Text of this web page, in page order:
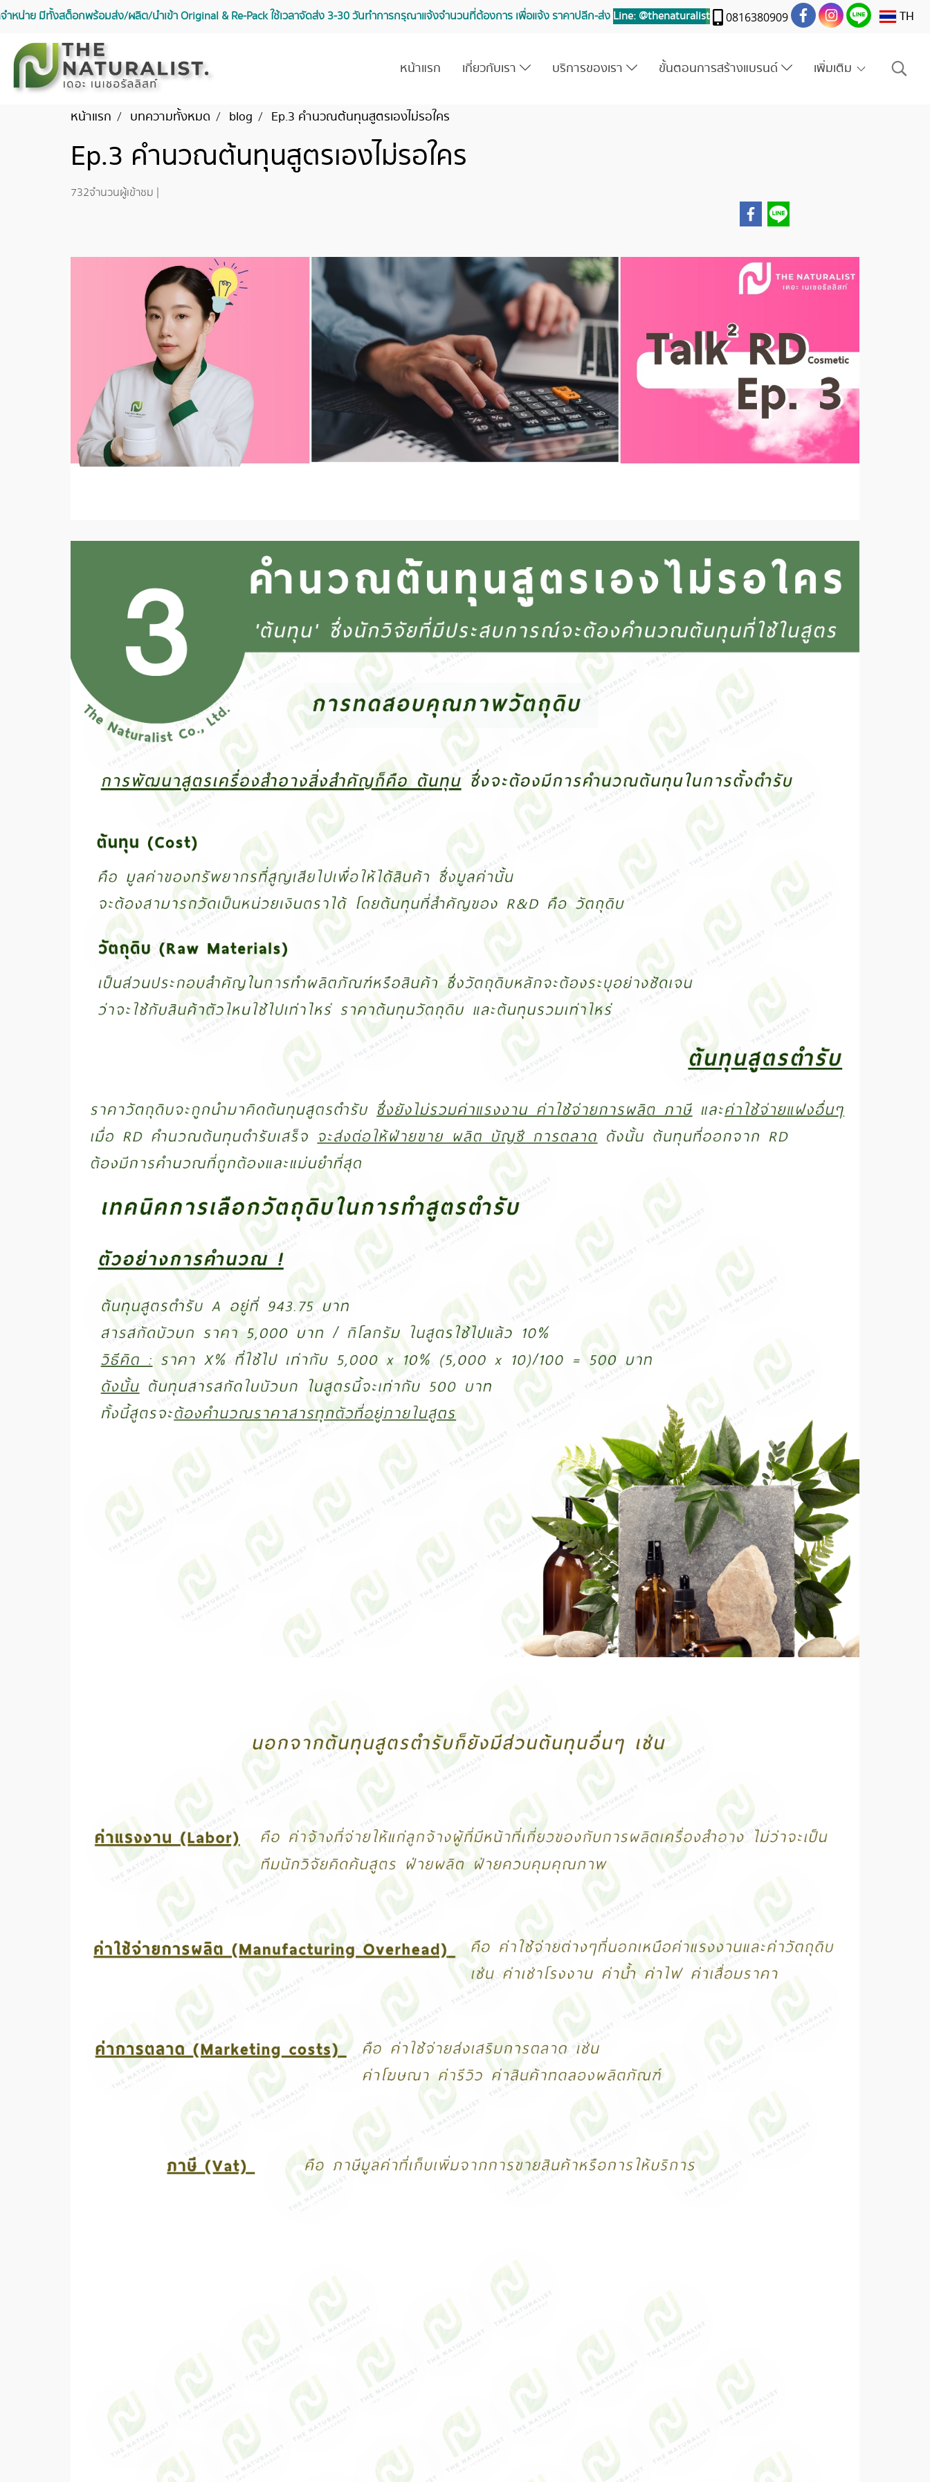
น่าย มีทั้งสต็อกพร้อมส่ง/ผลิต/นำเข้า Original & Re-Pack ใช้เวลาจัดส่ง 3-30 วันทำการ กรุณาแจ้งจำนวนที่ต้องการ เพื่อแจ้ง ราคาปลีก-ส่ง Line: @thenaturalist 0816380909 TH
หน้าแรก เกี่ยวกับเรา บริการของเรา ขั้นตอนการสร้างแบรนด์ เพิ่มเติม
หน้าแรก บทความทั้งหมด blog Ep.3 คำนวณต้นทุนสูตรเองไม่รอใคร
Ep.3 คำนวณต้นทุนสูตรเองไม่รอใคร
732 จำนวนผู้เข้าชม |